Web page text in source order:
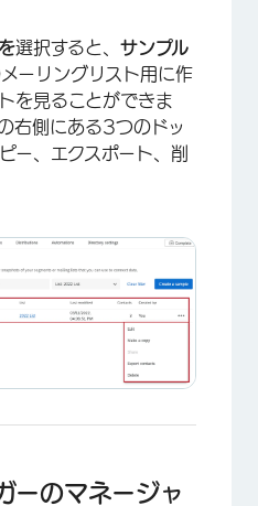
×
選択すると、 サンプル
ーリングリスト用に作
を見ることができま
右側にある3つのドッ
ー、エクスポート、削
ーのマネージャ